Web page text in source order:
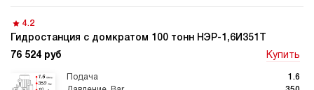
Гидростанция с домкратом 100 тонн НЭР-1,6И351Т
4.2
76 524 руб Купить
1.6